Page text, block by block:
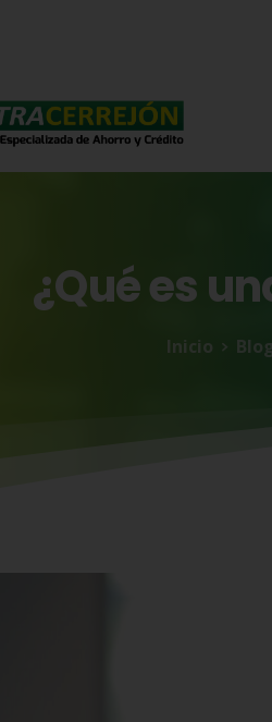
¿Quées
Inicio